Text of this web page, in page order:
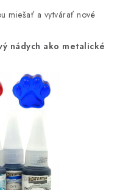
miešať a vytvárať nové
nádych ako metalické